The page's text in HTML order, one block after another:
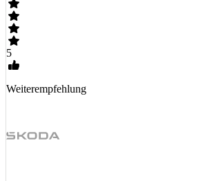
5
Weiterempfehlung